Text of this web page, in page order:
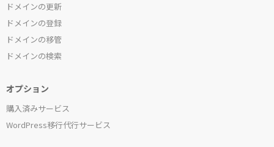
ドメインの更新
ドメインの登録
ドメインの移管
ドメインの検索
オプション
購入済みサービス
WordPress移行代行サービス